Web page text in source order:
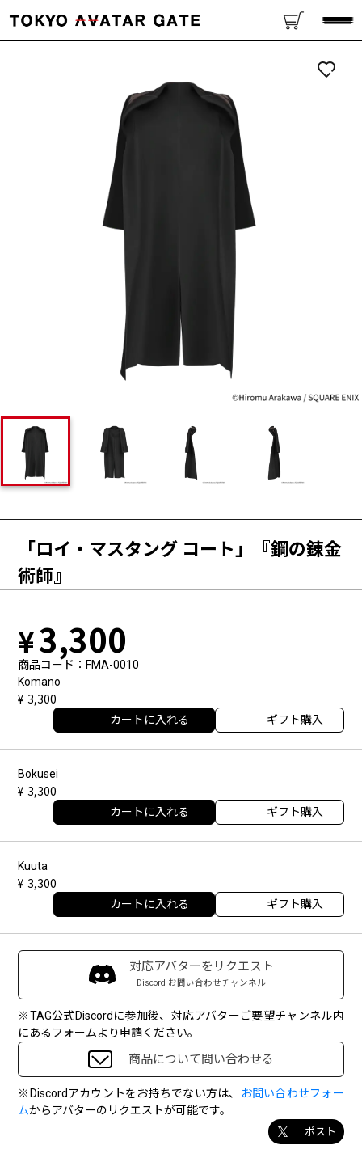
「ロイ・マスタング コート」『鋼の錬金
術師』
3,300
商品コード
FMA-0010
Komano
3,300
カートに入れる ギフト購入
Bokusei
3,300
カートに入れる ギフト購入
Kuuta
3,300
カートに入れる ギフト購入
対応アバターをリクエスト
Discord お問い合わせチャンネル
※TAG公式Discordに参加後、対応アバターご要望チャンネル内
にあるフォームより申請ください。
ポスト
商品について問い合わせる
※Discordアカウントをお持ちでない方は、
お問い合わせフォー
ムからアバターのリクエストが可能です。